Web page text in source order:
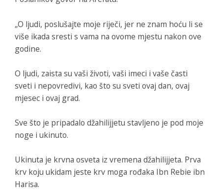
„O ljudi, poslušajte moje riječi, jer ne znam hoću li se
više ikada sresti s vama na ovome mjestu nakon ove
godine.
O ljudi, zaista su vaši životi, vaši imeci i vaše časti
sveti i nepovredivi, kao što su sveti ovaj dan, ovaj
mjesec i ovaj grad.
Sve što je pripadalo džahilijjetu stavljeno je pod moje
noge i ukinuto.
Ukinuta je krvna osveta iz vremena džahilijjeta. Prva
krv koju ukidam jeste krv moga rođaka Ibn Rebie ibn
Harisa.